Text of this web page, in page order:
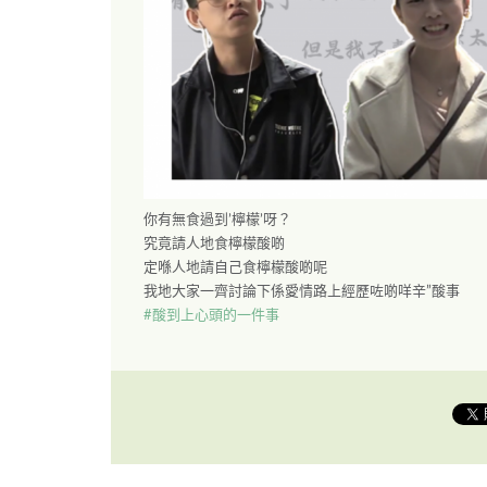
你有無食過到’檸檬’呀？
究竟請人地食檸檬酸啲
定喺人地請自己食檸檬酸啲呢
我地大家一齊討論下係愛情路上經歷咗啲咩辛”酸事
#酸到上心頭的一件事